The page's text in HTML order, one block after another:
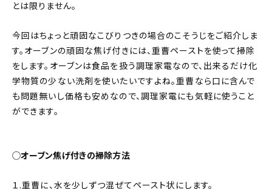
とは限りません。
今回はちょっと頑固なこびりつきの場合のこそうじをご紹介しま
す。オーブンの頑固な焦げ付きには、重曹ペーストを使って掃除
をします。オーブンは食品を扱う調理家電なので、出来るだけ化
学物質の少ない洗剤を使いたいですよね。重曹なら口に含んで
も問題無いし価格も安めなので、調理家電にも気軽に使うこと
ができます。
◯オーブン焦げ付きの掃除方法
１.重曹に、水を少しずつ混ぜてペースト状にします。